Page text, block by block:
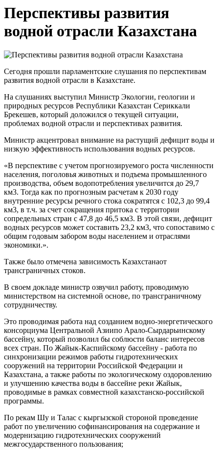
Перспективы развития
водной отрасли Казахстана
Сегодня прошли парламентские слушания по перспективам
развития водной отрасли в Казахстане.
На слушаниях выступил Министр Экологии, геологии и
природных ресурсов Республики Казахстан Сериккали
Брекешев, который доложился о текущей ситуации,
проблемах водной отрасли и перспективах развития.
Министр акцентровал внимание на растущий дефицит воды и
низкую эффективность использования водных ресурсов.
«В перспективе с учетом прогнозируемого роста численности
населения, поголовья животных и подъема промышленного
производства, объем водопотребления увеличится до 29,7
км3. Тогда как по прогнозным расчетам к 2030 году
внутренние ресурсы речного стока сократятся с 102,3 до 99,4
км3, в т.ч. за счет сокращения притока с территории
сопредельных стран с 47,8 до 46,5 км3. В этой связи, дефицит
водных ресурсов может составить 23,2 км3, что сопоставимо с
общим годовым забором воды населением и отраслями
экономики.».
Также было отмечена зависимость Казахстанаот
трансграничных стоков.
В своем докладе министр озвучил работу, проводимую
министерством на системной основе, по трансграничному
сотрудничеству.
Это проводимая работа над созданием водно-энергетического
консорциума Центральной Азиипо Арало-Сырдарьинскому
бассейну, который позволил бы соблюсти баланс интересов
всех стран. По Жайык-Каспийскому бассейну - работа по
синхронизации режимов работы гидротехнических
сооружений на территории Российской Федерации и
Казахстана, а также работы по экологическому оздоровлению
и улучшению качества воды в бассейне реки Жайык,
проводимые в рамках совместной казахстанско-российской
программы.
По рекам Шу и Талас с кыргызской стороной проведение
работ по увеличению софинансирования на содержание и
модернизацию гидротехнических сооружений
межгосударственного пользования;